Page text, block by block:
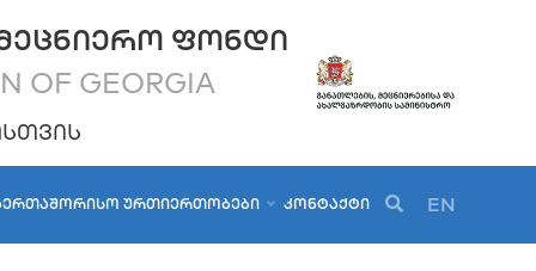
ᲤᲝᲜᲓᲘ
OF GEORGIA
ᲣᲠᲗᲘᲔᲠᲗᲝᲑᲔᲑᲘ ᲙᲝᲜᲢᲐᲥᲢᲘ EN